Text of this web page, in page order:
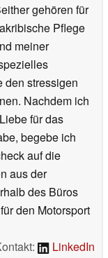
gehören für
Pflege
meiner
den stressigen
Nachdem ich
für das
begebe ich
auf die
aus der
des Büros
den Motorsport
LinkedIn